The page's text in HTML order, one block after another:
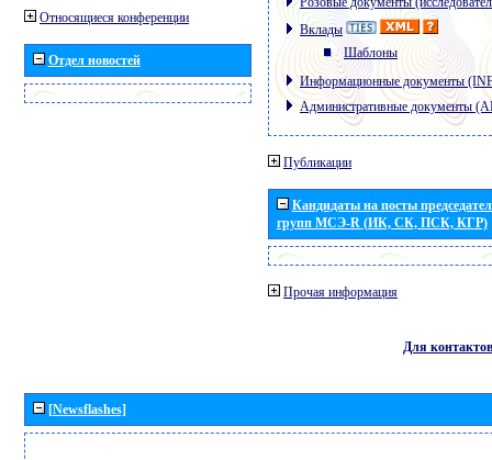
Относящиеся конференции
Отдел новостей
Вклады
Шаблоны
Информационные документы
Административные документы
Публикации
Кандидаты на посты
групп МСЭ-R (ИК, СК, ПСК, КГР)
Прочая информация
Для контактов
[Newsflashes]